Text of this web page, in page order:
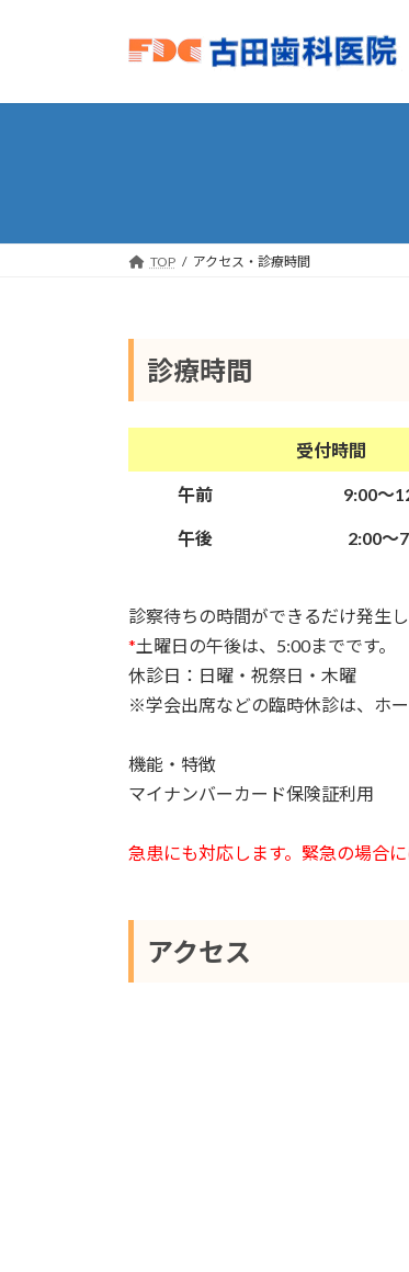
プ
動
TOP アクセス・診療時間
診療時間
受付時間
午前 9:00～
午後 2:00～
診察待ちの時間ができるだけ発生
*土曜日の午後は、5:00までです。
休診日：日曜・祝祭日・木曜
※学会出席などの臨時休診は、ホ
機能・特徴
マイナンバーカード保険証利用
急患にも対応します。緊急の場合
アクセス